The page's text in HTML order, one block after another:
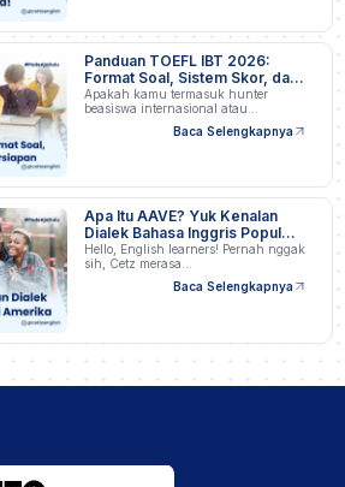
Panduan TOEFL IBT 2026:
Format Soal, Sistem Skor, dan
Strategi Persiapan
Apakah kamu termasuk hunter
beasiswa internasional atau
Baca Selengkapnya
Apa Itu AAVE? Yuk Kenalan
Dialek Bahasa Inggris Populer
di Amerika
Hello, English learners! Pernah nggak
sih, Cetz merasa…
Baca Selengkapnya